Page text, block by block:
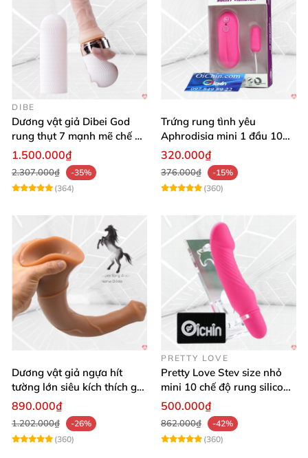
DIBE
Dương vật giả Dibei God
rung thụt 7 mạnh mẽ chế độ
tỏa nhiệt
1.500.000₫
2.307.000₫
-35%
(364)
Trứng rung tình yêu
Aphrodisia mini 1 đầu 10
chế độ rung đa năng
320.000₫
376.000₫
-15%
(360)
Dương vật giả ngựa hít
tường lớn siêu kích thích gai
nổi
890.000₫
1.202.000₫
-26%
(360)
PRETTY LOVE
Pretty Love Stev size nhỏ
mini 10 chế độ rung silicone
mềm
500.000₫
862.000₫
-42%
(360)